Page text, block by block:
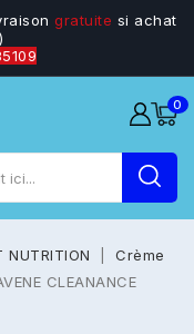
gratuite si achat
)
0
NUTRITION
Crème
CLEANANCE